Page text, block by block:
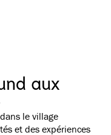
aux
le village
et des expériences